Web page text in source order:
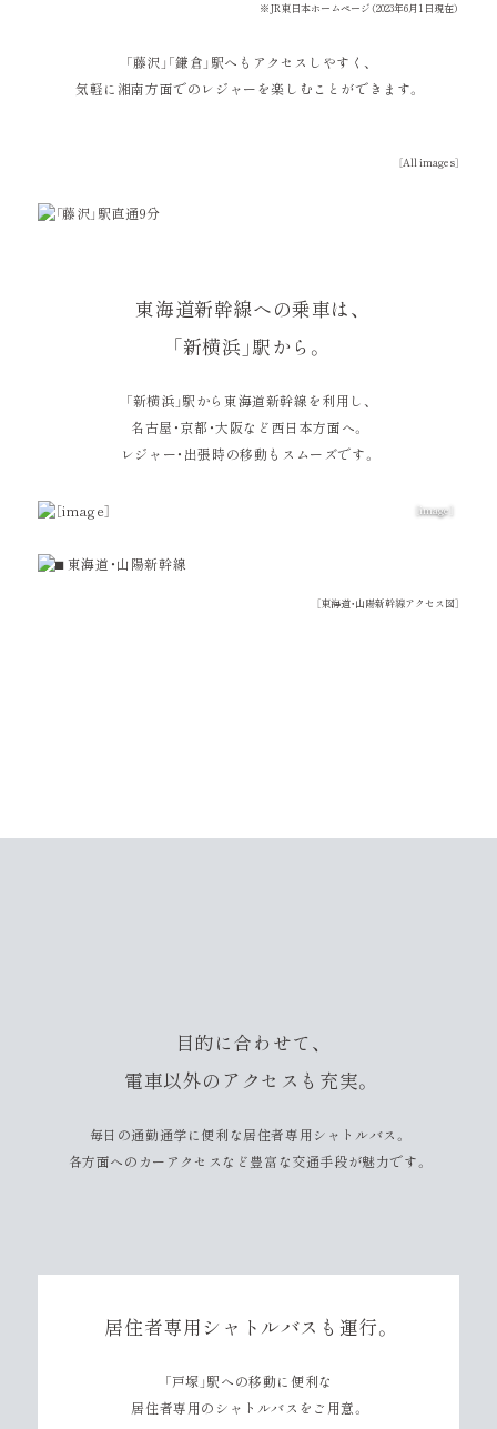
※JR東日本ホームページ（2023年6月1日現在）
「藤沢」「鎌倉」駅へもアクセスしやすく、
気軽に湘南方面でのレジャーを楽しむことができます。
［All images］
東海道新幹線への乗車は、
「新横浜」駅から。
「新横浜」駅から東海道新幹線を利用し、
名古屋・京都・大阪など西日本方面へ。
レジャー・出張時の移動もスムーズです。
［image］
［東海道・山陽新幹線アクセス図］
目的に合わせて、
電車以外のアクセスも充実。
毎日の通勤通学に便利な居住者専用シャトルバス。
各方面へのカーアクセスなど豊富な交通手段が魅力です。
居住者専用シャトルバスも運行。
「戸塚」駅への移動に便利な
居住者専用のシャトルバスをご用意。